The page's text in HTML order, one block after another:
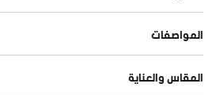
المواصفات
المقاس والعناية